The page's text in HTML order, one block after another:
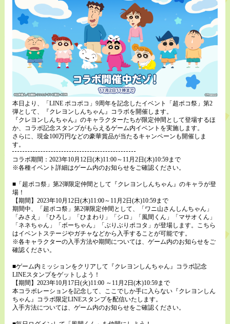
本日より、「LINE ポコポコ」9周年を記念したイベント「超ポコ祭」第2
弾として、『クレヨンしんちゃん』コラボを開催します。
『クレヨンしんちゃん』のキャラクターたちが限定仲間として登場するほ
か、コラボ記念スタンプがもらえるゲーム内イベントを実施します。
さらに、現金100万円などの豪華賞品が当たるキャンペーンも開催しま
す。
コラボ期間：2023年10月12日(木)11:00～11月2日(木)10:59まで
※各種イベント詳細はゲーム内のお知らせをご確認ください。
■「超ポコ祭」第2弾限定仲間として『クレヨンしんちゃん』のキャラが登
場！
【期間】2023年10月12日(木)11:00～11月2日(木)10:59まで
期間中、「超ポコ祭」第2弾限定仲間として、「ワニ山さんしんちゃん」
「みさえ」「ひろし」「ひまわり」「シロ」「風間くん」「マサオくん」
「ネネちゃん」「ボーちゃん」「ぶりぶりポコタ」が登場します。こちら
はイベントステージやガチャなどから入手することが可能です。
※各キャラクターの入手方法や期間については、ゲーム内のお知らせをご
確認ください。
■ゲーム内ミッションをクリアして『クレヨンしんちゃん』コラボ記念
LINEスタンプをゲットしよう！
【期間】2023年10月17日(火)11:00 ～11月2日(木)10:59まで
本コラボレーションを記念して、ここでしか手に入らない『クレヨンしん
ちゃん』コラボ限定LINEスタンプを配信いたします。
入手方法については、ゲーム内のお知らせをご確認ください。